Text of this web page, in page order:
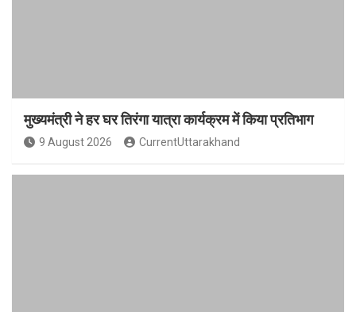
मुख्यमंत्री ने हर घर तिरंगा यात्रा कार्यक्रम में किया प्रतिभाग
9 August 2026 CurrentUttarakhand